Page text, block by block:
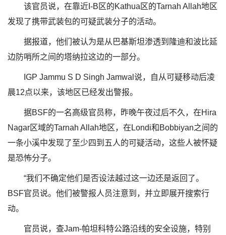
该官员说，在靠近I-B区的Kathua区的Tarnah Allah地区
发现了携带武装包的可疑武装分子的活动。
据报道，他们被认为是从巴基斯坦渗透到隆迪和波比延
边防哨所之间的塔纳拉这边的一部分。
IGP Jammu S D Singh Jamwal说，自从可疑移动后凌
晨12点以来，该地区已经发出警报。
据BSF的一名高级官员称，昨晚午夜过后不久，在Hira
Nagar区域的Tarnah Allah地区，在Londi和Bobbiyan之间的
一条小溪中发现了至少四到五人的可疑活动，这些人被怀疑
是恐怖分子。
“我们不确定他们是否设法越过这一边还是返回了。
BSF官员说。他们被警报人员注意到，并立即展开搜索行
动。
官员说，查Jam-帕坦科特公路沿线的安全设施，特别